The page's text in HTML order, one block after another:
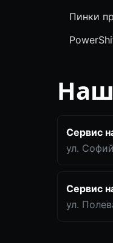
Пинки
Сервис
ул.
Сервис
ул.